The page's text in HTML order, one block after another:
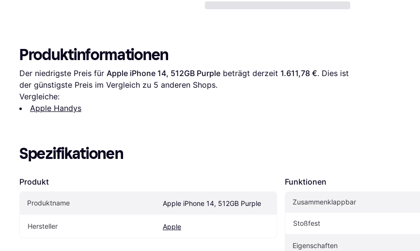
Produktinformationen
Der niedrigste Preis für Apple iPhone 14, 512GB Purple beträgt derzeit 1.611,78 €. Dies ist
der günstigste Preis im Vergleich zu 5 anderen Shops.
Vergleiche:
Apple Handys
Spezifikationen
Produkt
Produktname Apple iPhone 14, 512GB Purple
Hersteller Apple
Funktionen
Zusammenklappbar
Stoßfest
Eigenschaften